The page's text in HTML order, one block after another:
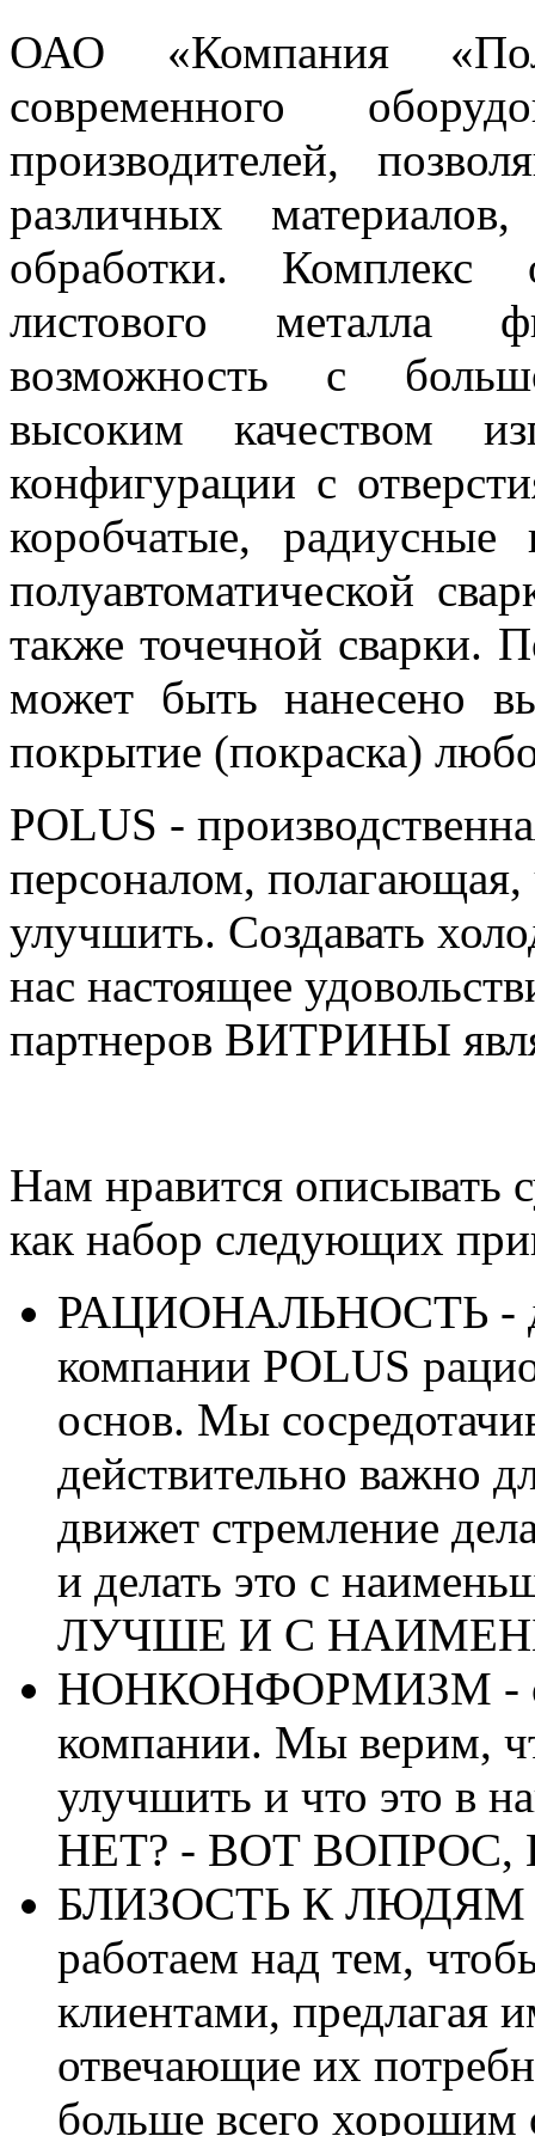
ОАО «Компания
современного
производителей,
различных
обработки. Комплекс
листового металла
возможность с
высоким качеством
конфигурации с
коробчатые,
полуавтоматической
также точечной сварки.
может быть нанесено
покрытие (покраска)
POLUS -
персоналом, полагающая,
улучшить. Создавать
нас настоящее
партнеров ВИТРИНЫ
Нам нравится
как набор следующих
РАЦИОНАЛЬНОСТЬ -
компании POLUS
основ. Мы
действительно важно
движет стремление
и делать это с
ЛУЧШЕ И С
НОНКОНФОРМИЗМ -
компании. Мы верим,
улучшить и что это
НЕТ? - ВОТ
БЛИЗОСТЬ К ЛЮДЯМ -
работаем над тем,
клиентами, предлагая
отвечающие их
больше всего хорошим